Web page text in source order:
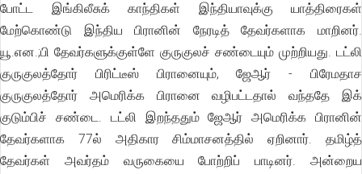
போட்ட இங்கிலீசுக் காந்திகள் இந்தியாவுக்கு யாத்திரைகள்
மேற்கொண்டு இந்திய பிரானின் நேரடித் தேவர்களாக மாறினர்.
யூ.என.;பி தேவர்களுக்குள்ளே குருகுலச் சண்டையும் முற்றியது. டட்லி
குருகுலத்தோர் பிரிட்டீஸ் பிரானையும், ஜேஆர் - பிரேமதாச
குருகுலத்தோர் அமெரிக்க பிரானை வழிபட்டதால் வந்ததே இக்
குடும்பிச் சண்டை. டட்லி இறந்ததும் ஜேஆர் அமெரிக்க பிரானின்
தேவர்களாக 77ல் அதிகார சிம்மாசனத்தில் ஏறினார். தமிழ்த்
தேவர்கள் அவர்தம் வருகையை போற்றிப் பாடினர். அன்றைய